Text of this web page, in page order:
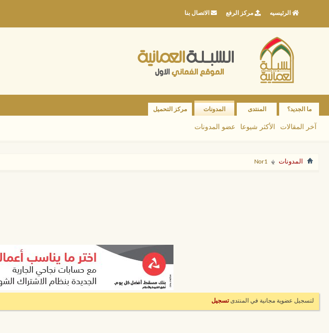
الرئيسيه مركز الرفع الاتصال بنا
ما الجديد؟ المنتدى المدونات
آخر المقالات الأكثر شيوعا عضو المدونات
مركز التحميل
المدونات Nor1
لتسجيل عضوية مجانية في المنتدىتسجيل